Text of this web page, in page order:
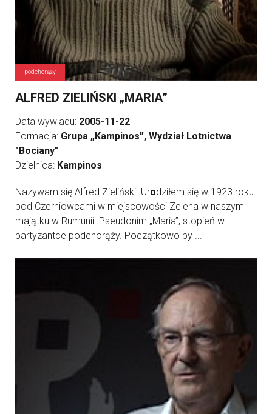
podchorąży
ALFRED ZIELIŃSKI „MARIA”
Data wywiadu: 2005-11-22
Formacja: Grupa „Kampinos”, Wydział Lotnictwa
"Bociany"
Dzielnica: Kampinos
Nazywam się Alfred Zieliński. Urodziłem się w 1923 roku
pod Czerniowcami w miejscowości Zelena w naszym
majątku w Rumunii. Pseudonim „Maria”, stopień w
partyzantce podchorąży. Początkowo by ...